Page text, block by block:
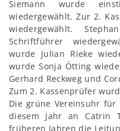
Siemann wurde
wiedergewählt. Zur 2.
wiedergewählt.
Schriftführer
wurde Julian Rieke
wurde Sonja Ötting
Gerhard Reckweg und
Zum 2. Kassenprüfer
Die grüne Vereinsuhr für
diesem Jahr an Catrin
früheren Jahren die